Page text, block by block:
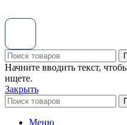
Начните вводить текст,
ищете.
Закрыть
Меню